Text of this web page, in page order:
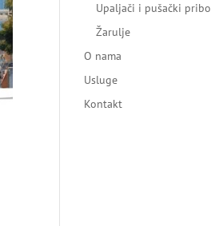
Upaljači i pušački
Žarulje
O nama
Usluge
Kontakt